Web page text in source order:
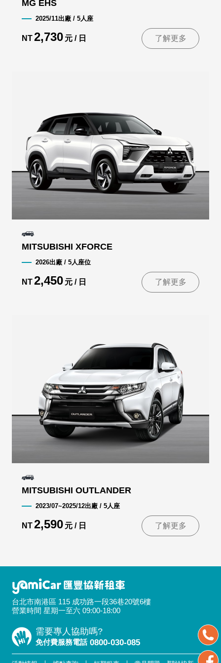
MG EHS
2025/11出廠 / 5人座
NT2,730 元 / 日 了解更多
MITSUBISHI XFORCE
2026出廠 / 5人座位
NT2,450 元 / 日 了解更多
MITSUBISHI OUTLANDER
2023/07~2025/12出廠 / 5人座
NT2,590 元 / 日 了解更多
台北市南港區 115 成功路一段36巷20號6樓
營業時間 星期一至六 09:00-18:00
需要專人協助嗎?
免付費服務電話 0800-030-085